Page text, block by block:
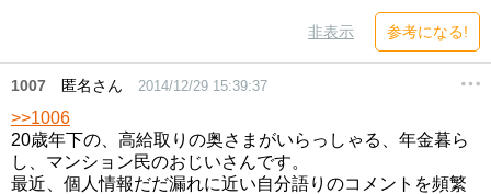
非表示 参考になる!
1007 匿名さん 2014/12/29 15:39:37
>>1006
20歳年下の、高給取りの奥さまがいらっしゃる、年金暮ら
し、マンション民のおじいさんです。
最近、個人情報だだ漏れに近い自分語りのコメントを頻繁